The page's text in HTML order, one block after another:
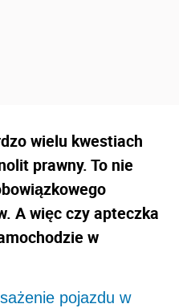
wielu kwestiach
prawny. To nie
A więc czy apteczka
w
pojazdu w